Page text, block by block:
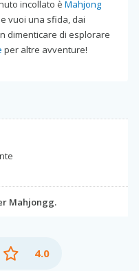
incollato è Mahjong
vuoi una sfida, dai
dimenticare di esplorare
per altre avventure!
Mahjongg.
4.0